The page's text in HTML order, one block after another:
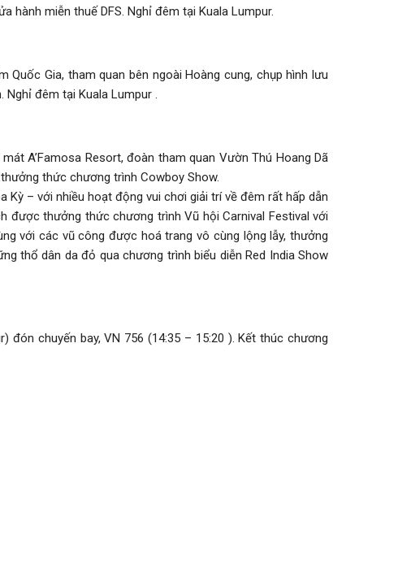
hành miễn thuế DFS. Nghỉ đêm tại Kuala Lumpur.
Gia, tham quan bên ngoài Hoàng cung, chụp hình lưu
đêm tại Kuala Lumpur .
A’Famosa Resort, đoàn tham quan Vườn Thú Hoang Dã
thức chương trình Cowboy Show.
Kỳ – với nhiều hoạt động vui chơi giải trí về đêm rất hấp dẫn
được thưởng thức chương trình Vũ hội Carnival Festival với
với các vũ công được hoá trang vô cùng lộng lẫy, thưởng
thổ dân da đỏ qua chương trình biểu diễn Red India Show
đón chuyến bay, VN 756 (14:35 – 15:20 ). Kết thúc chương